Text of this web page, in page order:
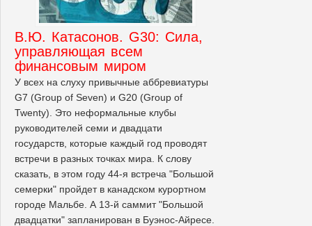
В.Ю. Катасонов. G30: Сила,
управляющая всем
финансовым миром
У всех на слуху привычные аббревиатуры
G7 (Group of Seven) и G20 (Group of
Twenty). Это неформальные клубы
руководителей семи и двадцати
государств, которые каждый год проводят
встречи в разных точках мира. К слову
сказать, в этом году 44-я встреча "Большой
семерки" пройдет в канадском курортном
городе Мальбе. А 13-й саммит "Большой
двадцатки" запланирован в Буэнос-Айресе.